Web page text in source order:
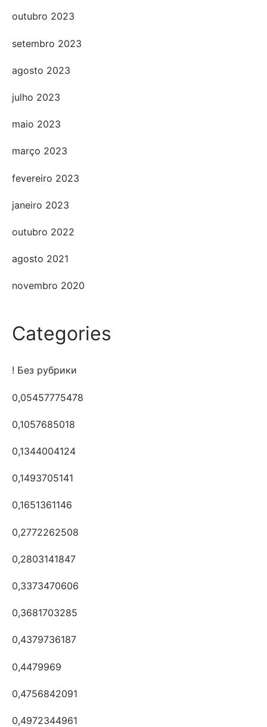
outubro 2023
setembro 2023
agosto 2023
julho 2023
maio 2023
março 2023
fevereiro 2023
janeiro 2023
outubro 2022
agosto 2021
novembro 2020
Categories
! Без рубрики
0,05457775478
0,1057685018
0,1344004124
0,1493705141
0,1651361146
0,2772262508
0,2803141847
0,3373470606
0,3681703285
0,4379736187
0,4479969
0,4756842091
0,4972344961